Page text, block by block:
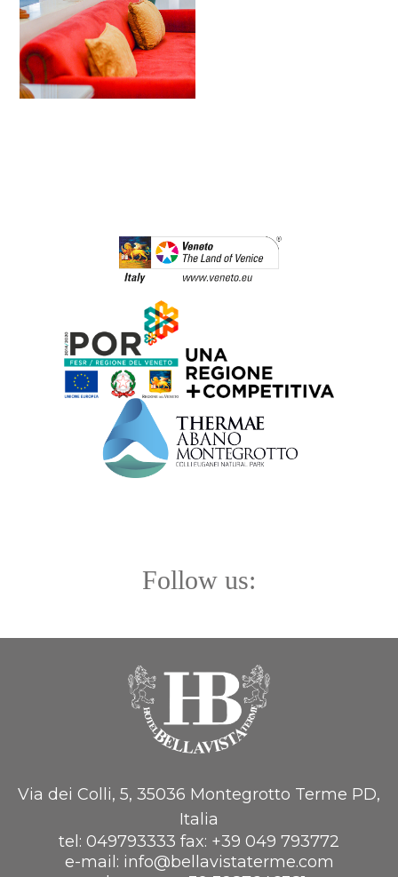
Follow us:
Via dei Colli, 5, 35036 Montegrotto Terme PD,
Italia
tel: 049793333 fax: +39 049 793772
e-mail: info@bellavistaterme.com